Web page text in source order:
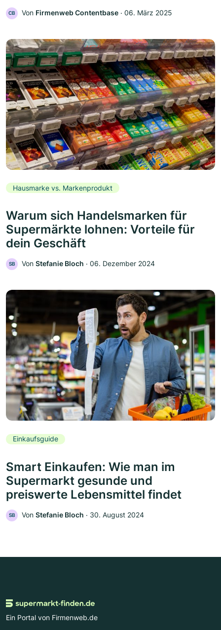
CB Von Firmenweb Contentbase ‧ 06. März 2025
Hausmarke vs. Markenprodukt
Warum sich Handelsmarken für
Supermärkte lohnen: Vorteile für
dein Geschäft
SB Von Stefanie Bloch ‧ 06. Dezember 2024
Einkaufsguide
Smart Einkaufen: Wie man im
Supermarkt gesunde und
preiswerte Lebensmittel findet
SB Von Stefanie Bloch ‧ 30. August 2024
Ein Portal von Firmenweb.de